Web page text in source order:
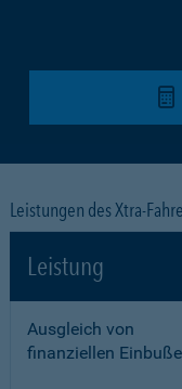
Leistungen des Xtra-
Leistung
Ausgleich von
finanziellen